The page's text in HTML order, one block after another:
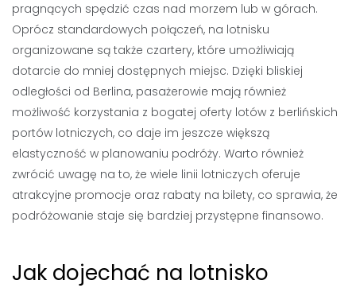
pragnących spędzić czas nad morzem lub w górach.
Oprócz standardowych połączeń, na lotnisku
organizowane są także czartery, które umożliwiają
dotarcie do mniej dostępnych miejsc. Dzięki bliskiej
odległości od Berlina, pasażerowie mają również
możliwość korzystania z bogatej oferty lotów z berlińskich
portów lotniczych, co daje im jeszcze większą
elastyczność w planowaniu podróży. Warto również
zwrócić uwagę na to, że wiele linii lotniczych oferuje
atrakcyjne promocje oraz rabaty na bilety, co sprawia, że
podróżowanie staje się bardziej przystępne finansowo.
Jak dojechać na lotnisko